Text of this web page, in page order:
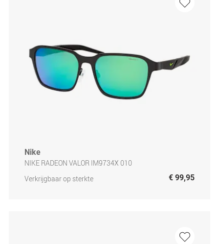
Nike
NIKE RADEON VALOR IM9734X 010
Verkrijgbaar op sterkte
€ 99,95